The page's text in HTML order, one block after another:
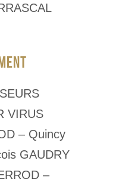
VIRUS
– Quincy
GAUDRY
–